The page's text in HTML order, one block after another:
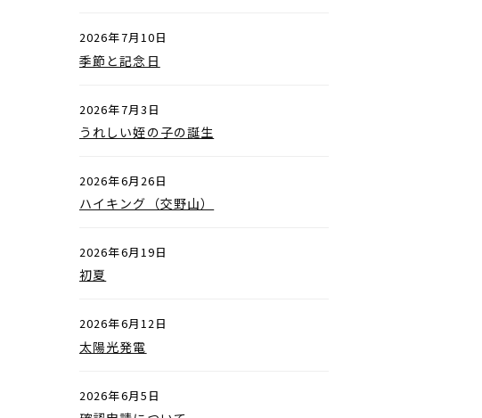
2026年7月10日
季節と記念日
2026年7月3日
うれしい姪の子の誕生
2026年6月26日
ハイキング（交野山）
2026年6月19日
初夏
2026年6月12日
太陽光発電
2026年6月5日